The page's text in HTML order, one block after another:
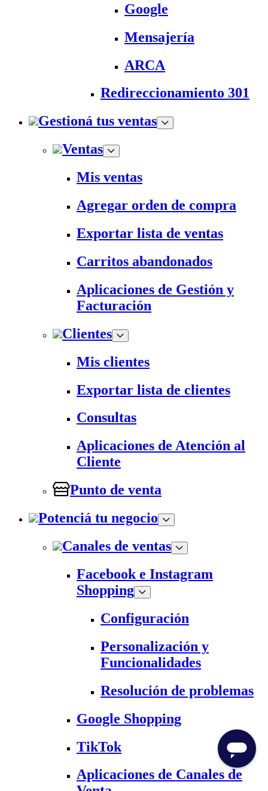
Google
Mensajería
ARCA
Redireccionamiento 301
Gestioná tus ventas
Ventas
Mis ventas
Agregar orden de compra
Exportar lista de ventas
Carritos abandonados
Aplicaciones de Gestión y
Facturación
Clientes
Mis clientes
Exportar lista de clientes
Consultas
Aplicaciones de Atención al
Cliente
Punto de venta
Potenciá tu negocio
Canales de ventas
Facebook e Instagram
Shopping
Configuración
Personalización y
Funcionalidades
Resolución de problemas
Google Shopping
TikTok
Aplicaciones de Canales de